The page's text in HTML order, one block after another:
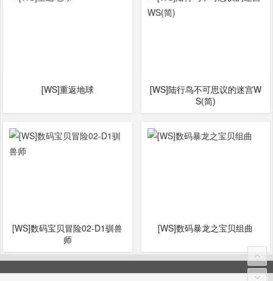
[WS]重返地球
[WS]陆行鸟不可思议的迷宫W
S(简)
[WS]数码宝贝冒险02-D1驯兽
师
[WS]数码暴龙之宝贝组曲